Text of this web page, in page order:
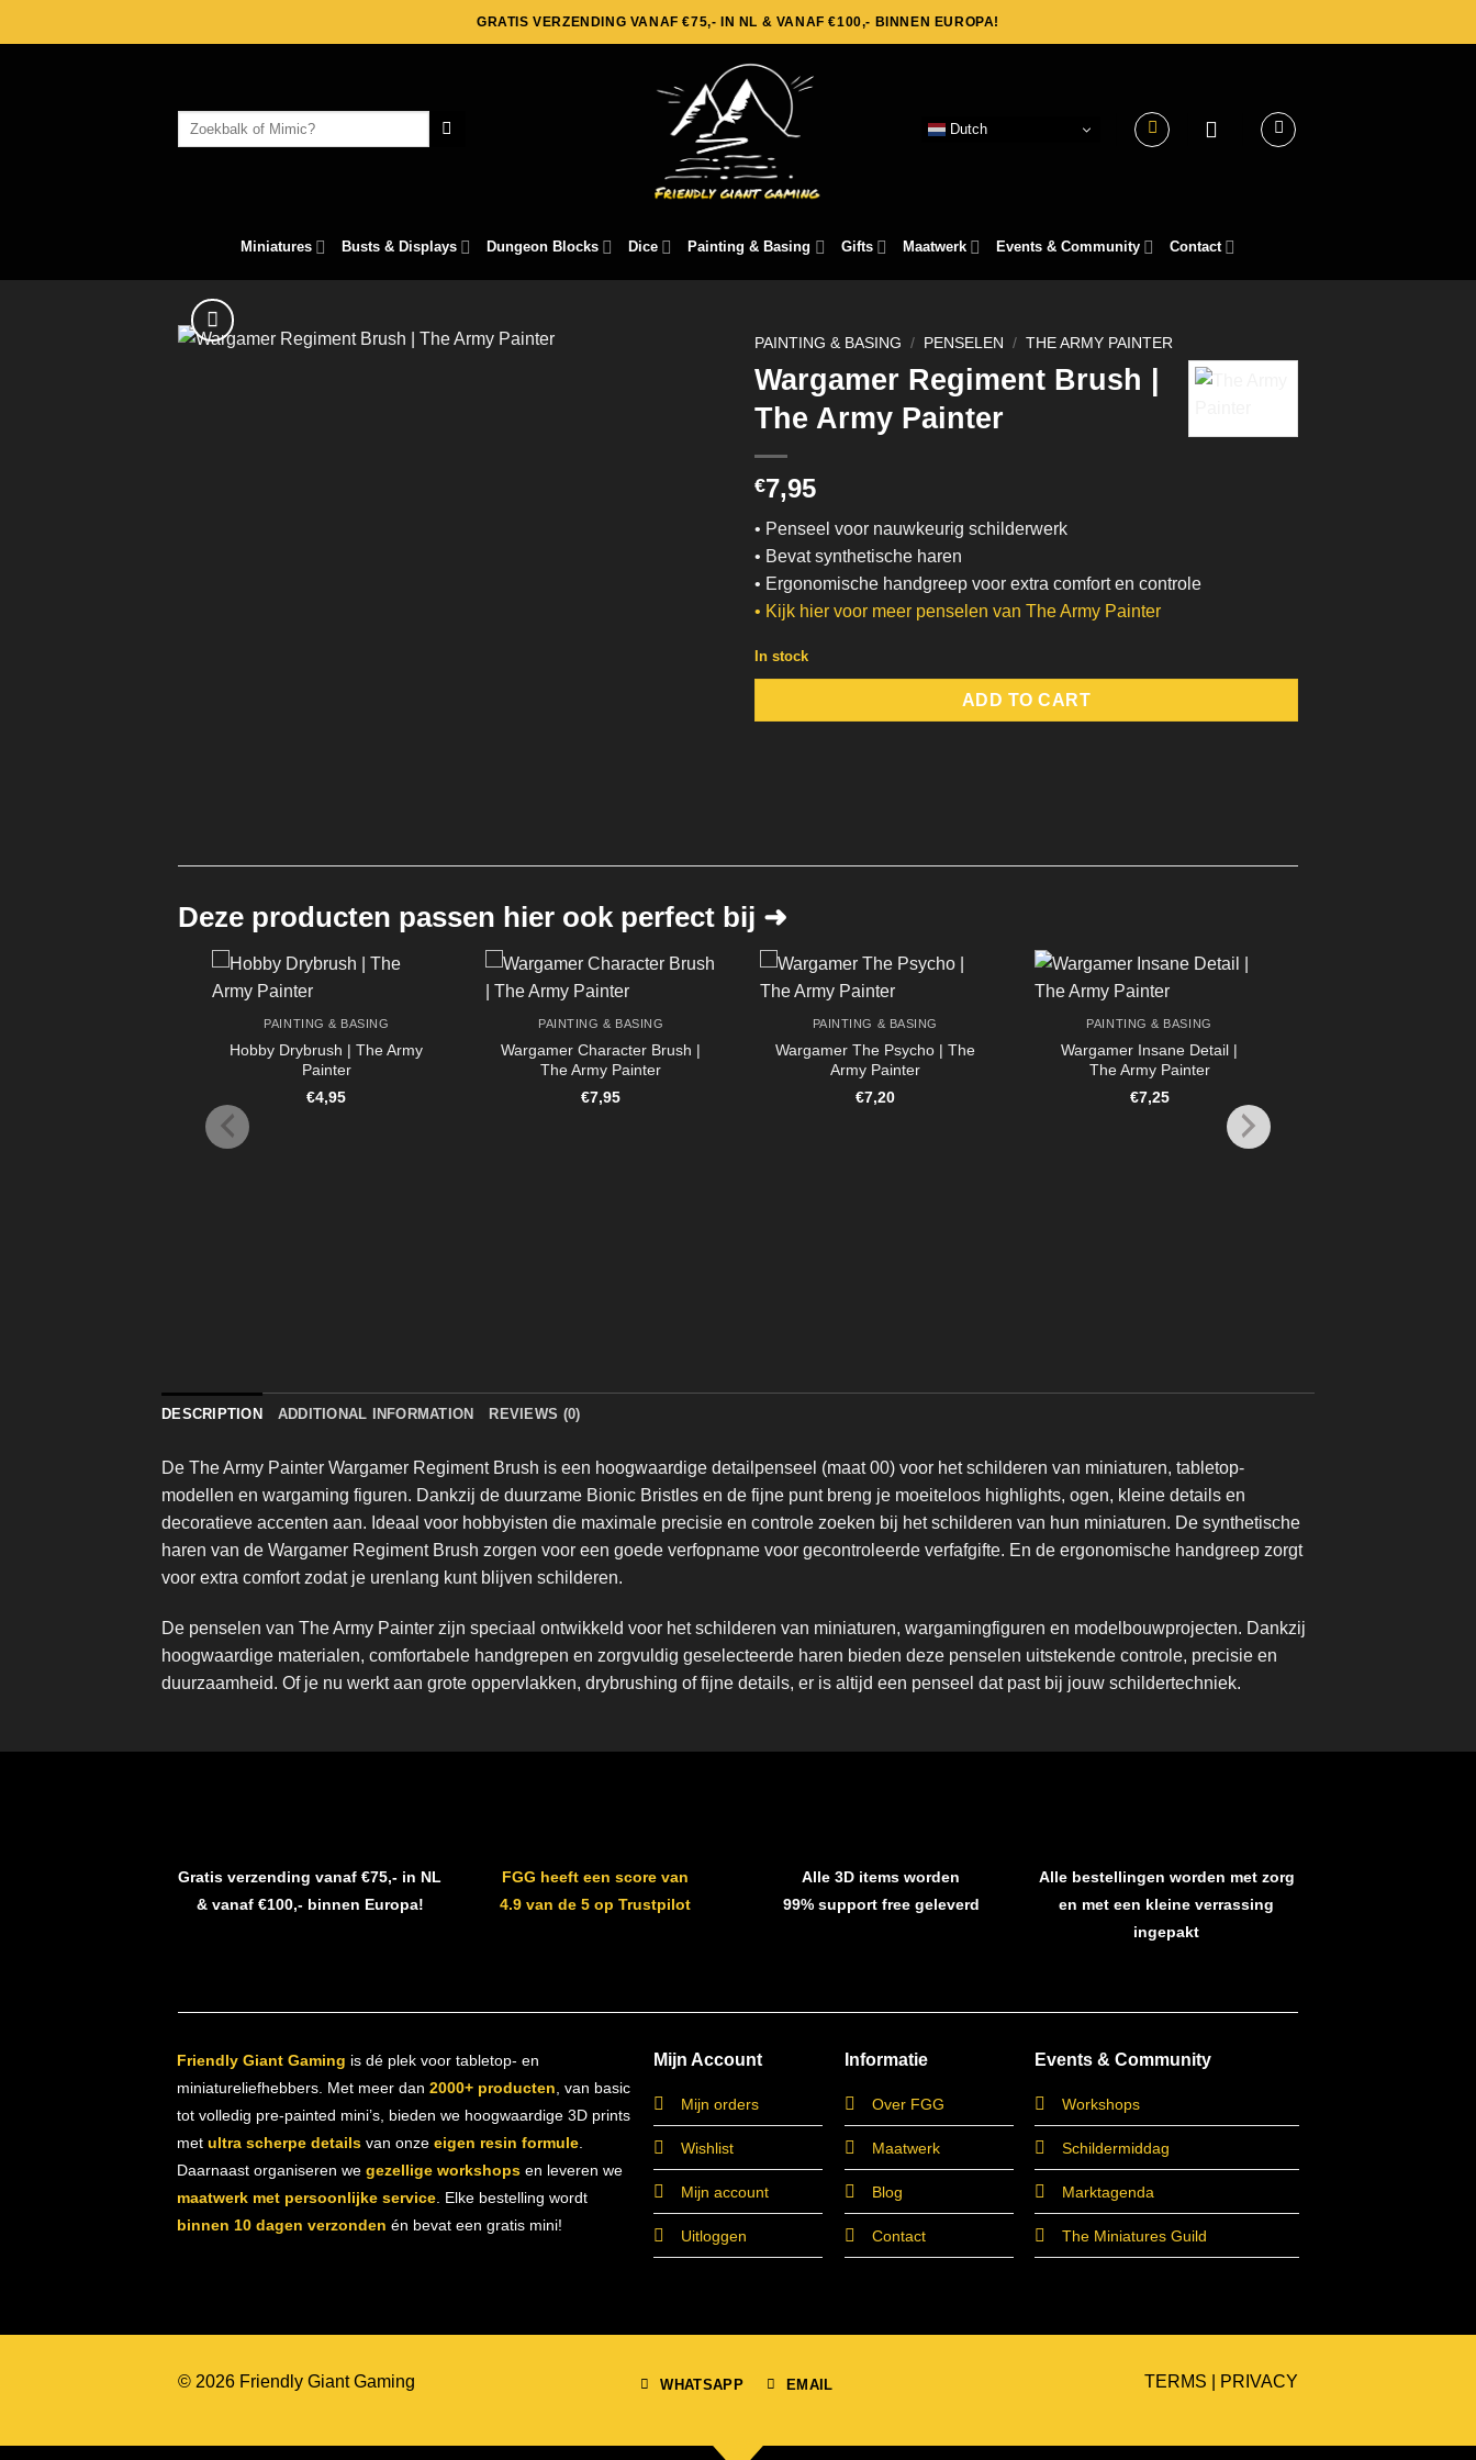
to
GRATIS VERZENDING VANAF €75,- IN NL & VANAF €100,- BINNEN EUROPA!
Search
Dutch
Miniatures Busts & Displays Dungeon Blocks Dice Painting & Basing Gifts Maatwerk Events & Community Contact
PAINTING & BASING / PENSELEN / THE ARMY PAINTER
Wargamer Regiment Brush |
The Army Painter
€7,95
• Penseel voor nauwkeurig schilderwerk
• Bevat synthetische haren
• Ergonomische handgreep voor extra comfort en controle
• Kijk hier voor meer penselen van The Army Painter
In stock
ADD TO CART
Deze producten passen hier ook perfect bij ➜
PAINTING & BASING
Hobby Drybrush | The Army
Painter
€4,95
PAINTING & BASING
Wargamer Character Brush |
The Army Painter
€7,95
PAINTING & BASING
Wargamer The Psycho | The
Army Painter
€7,20
PAINTING & BASING
Wargamer Insane Detail |
The Army Painter
€7,25
DESCRIPTION ADDITIONAL INFORMATION REVIEWS (0)
De The Army Painter Wargamer Regiment Brush is een hoogwaardige detailpenseel (maat 00) voor het schilderen van miniaturen, tabletop-
modellen en wargaming figuren. Dankzij de duurzame Bionic Bristles en de fijne punt breng je moeiteloos highlights, ogen, kleine details en
decoratieve accenten aan. Ideaal voor hobbyisten die maximale precisie en controle zoeken bij het schilderen van hun miniaturen. De synthetische
haren van de Wargamer Regiment Brush zorgen voor een goede verfopname voor gecontroleerde verfafgifte. En de ergonomische handgreep zorgt
voor extra comfort zodat je urenlang kunt blijven schilderen.
De penselen van The Army Painter zijn speciaal ontwikkeld voor het schilderen van miniaturen, wargamingfiguren en modelbouwprojecten. Dankzij
hoogwaardige materialen, comfortabele handgrepen en zorgvuldig geselecteerde haren bieden deze penselen uitstekende controle, precisie en
duurzaamheid. Of je nu werkt aan grote oppervlakken, drybrushing of fijne details, er is altijd een penseel dat past bij jouw schildertechniek.
Gratis verzending vanaf €75,- in NL
& vanaf €100,- binnen Europa!
FGG heeft een score van
4.9 van de 5 op Trustpilot
Alle 3D items worden
99% support free geleverd
Alle bestellingen worden met zorg
en met een kleine verrassing
ingepakt
Friendly Giant Gaming is dé plek voor tabletop- en
miniatureliefhebbers. Met meer dan 2000+ producten , van basic
tot volledig pre-painted mini’s, bieden we hoogwaardige 3D prints
met ultra scherpe detailsvan onze eigen resin formule.
Daarnaast organiseren we gezellige workshopsen leveren we
maatwerk met persoonlijke service. Elke bestelling wordt
binnen 10 dagen verzonden én bevat een gratis mini!
Mijn Account
Mijn orders
Wishlist
Mijn account
Uitloggen
Informatie
Over FGG
Maatwerk
Blog
Contact
Events & Community
Workshops
Schildermiddag
Marktagenda
The Miniatures Guild
© 2026 Friendly Giant Gaming WHATSAPP EMAIL TERMS PRIVACY